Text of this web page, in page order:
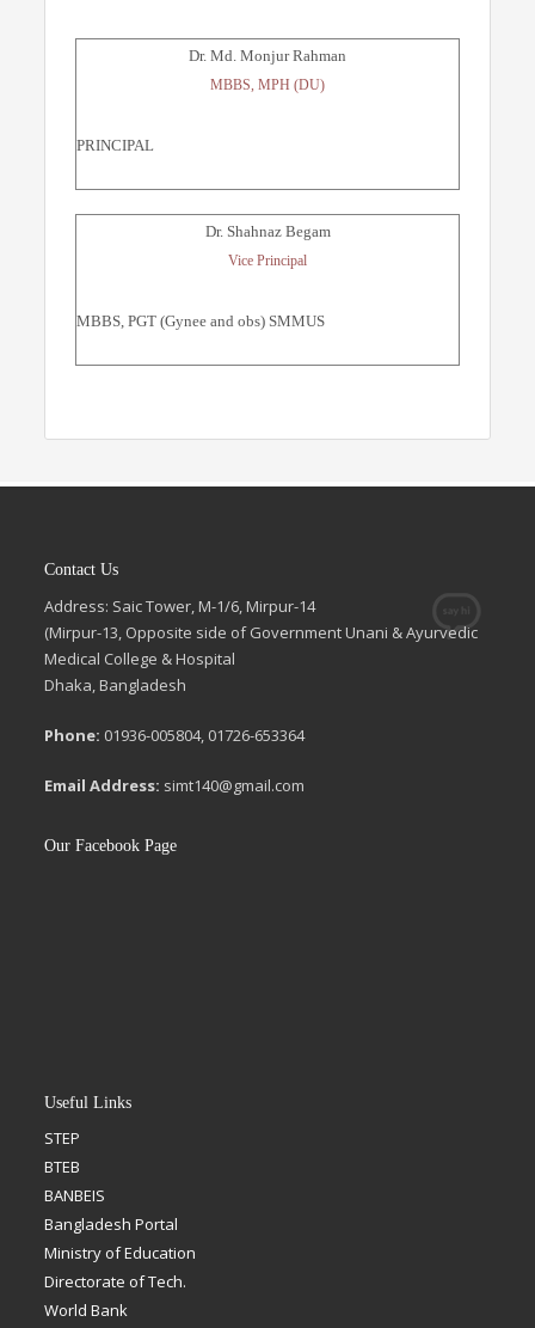
Dr. Md. Monjur Rahman
MBBS, MPH (DU)
PRINCIPAL
Dr. Shahnaz Begam
Vice Principal
MBBS, PGT (Gynee and obs) SMMUS
Contact Us
Address: Saic Tower, M-1/6, Mirpur-14
(Mirpur-13, Opposite side of Government Unani & Ayurvedic
Medical College & Hospital
Dhaka, Bangladesh
Phone: 01936-005804, 01726-653364
Email Address: simt140@gmail.com
Our Facebook Page
Useful Links
STEP
BTEB
BANBEIS
Bangladesh Portal
Ministry of Education
Directorate of Tech.
World Bank